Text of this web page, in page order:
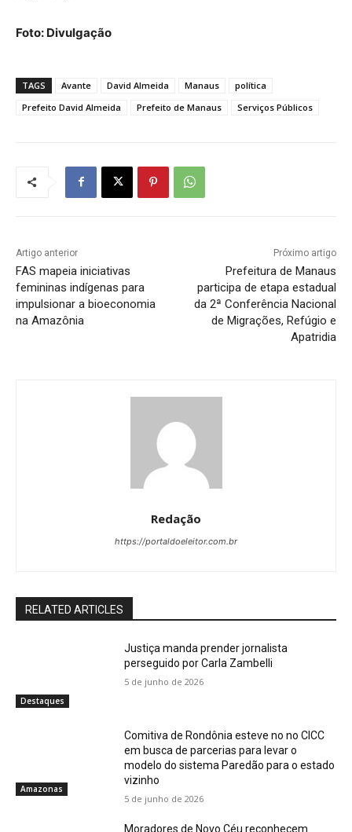
Foto: Divulgação
TAGS Avante David Almeida Manaus
política
Prefeito David Almeida
Prefeito de Manaus Serviços Públicos
Artigo anterior
FAS mapeia iniciativas
femininas indígenas para
impulsionar a bioeconomia
na Amazônia
Próximo artigo
Prefeitura de Manaus
participa de etapa estadual
da 2ª Conferência Nacional
de Migrações, Refúgio e
Apatridia
Redação
https://portaldoeleitor.com.br
RELATED ARTICLES
Destaques
Justiça manda prender jornalista
perseguido por Carla Zambelli
5 de junho de 2026
Amazonas
Comitiva de Rondônia esteve no no CICC
em busca de parcerias para levar o
modelo do sistema Paredão para o estado
vizinho
5 de junho de 2026
Moradores de Novo Céu reconhecem